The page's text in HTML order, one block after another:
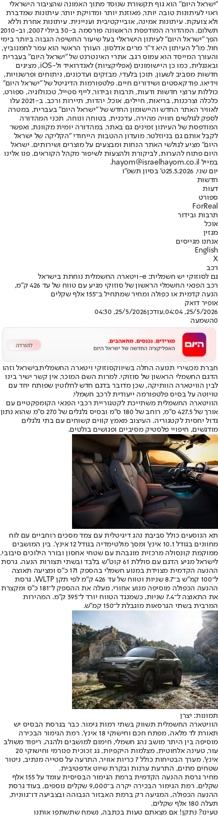
"ישראל היום" הוא גוף תקשורת שנוסד מתוך האמונה שהציבור הישראלי
ראוי לעיתונות טובה יותר, מאוזנת יותר ומדויקת יותר. עיתונות שמדברת
ולא צועקת. עיתונות אמינה, אובייקטיבית ועניינית. עיתונות אחרת וללא
תשלום. המהדורה המודפסת הראשונה פורסמה ב-30 ביולי 2007, וב-2010
הפך "ישראל היום" לעיתון הישראלי בעל שיעור החשיפה הגבוה ביותר בימי
חול. מו"ל העיתון היא ד"ר מרים אדלסון. העורך הראשי הוא עמר לחמנוביץ,
והעורך המייסד הוא עמוס רגב. אתרי האינטרנט של "ישראל היום" בעברית
ובאנגלית, כמו כן היישומונים (אפליקציות) לאנדרואיד ול-iOS, מציגים
חדשות מסביב לשעון, תוכן בלעדי, מבזקים ועדכונים, ניתוחים ופרשנויות,
וידיאו, פודקאסטים ושידורים חיים. פלטפורמות הדיגיטל של "ישראל היום"
כוללות ערוצי חדשות ודעות, תרבות ובידור, לייף סטייל, טכנולוגיה, ספורט,
כלכלה וצרכנות, בריאות, חיילים, אוכל, יהדות, תיירות ורכב. ב-2021 עלו
לאוויר האתר החדש והיישומון החדש של "ישראל היום" בעברית, במטרה
לספק לגולשים חוויה מהירה, עדכנית, בטוחה ונוחה. תכני המהדורה
המודפסת של העיתון זמינים גם באתר, במהדורה יומית מקוונת, ואפשר
לקבל אותם גם בניוזלטר. מועדון ההטבות הייחודי "הקליקה של ישראל
היום" מציע לגולשי האתר הנחות ומבצעים על מוצרים ושירותים. ישראל
היום פתוח להערות, לביקורת ולהצעות לשיפור מקהל הקוראים. פנו אלינו
במייל hayom@israelhayom.co.il.
יום שני, 25.5.2026
ט' בסיון תשפ"ו
חדשות
דעות
ספורט
ForReal
תרבות ובידור
אוכל
מגזין
אנחנו מגייסים
English
X
רכב
גם לסוזוקי יש חשמלית: e-ויטארה החשמלית נוחתת בישראל
רכב הפנאי החשמלי הראשון של סוזוקי מגיע עם טווח של עד 426 ק"מ,
הנעה קדמית או כפולה ומחיר שמתחיל ב־155 אלף שקלים
אופיר דואק
25/5/2026, 04:04
,עודכן25/5/2026, 04:30
0השמעה
חברת מכשירי תנועה החלה בשיווקסוזוקי ויטארה החשמליתבישראל וזהו
הדגם החשמלי הראשון של סוזוקי. למרות השם המוכר, אין קשר ישיר בינו
לבין הוויטארה הוותיקה, שכן מדובר בדגם חדש לחלוטין שפותח יחד עם
טויוטה על בסיס פלטפורמה ייעודית לרכב חשמלי.
הוויטארה החשמלית משתייכת לקטגוריית רכבי הפנאי הקומפקטיים עם
אורך של 427.5 ס”מ, רוחב של 180 ס”מ ובסיס גלגלים של 270 ס”מ שהוא נתון
גדול יחסית לקטגוריה. העיצוב מאמץ קווים קשוחים עם בתי גלגלים
מודגשים, חיפויי פלסטיק מסיביים ופגושים בולטים.
תא הנוסעים כולל סביבת נהג דיגיטלית עם צמד מסכים רוחביים עם לוח
מחוונים בגודל 10.1 אינץ’ ומסך מולטימדיה בגודל 12 אינץ’. בין המושבים
ממוקמת קונסולה מרכזית מוגבהת עם שטחי אחסון ובורר הילוכים סיבובי.
לישראל מגיע הדגם עם סוללת 61 קוט”ש בלבד ובשתי תצורות הנעה. גרסת
ההנעה הקדמית מצוידת במנוע חשמלי בהספק 171 כ”ס ומציעה תאוצה
ל־100 קמ”ש ב־8.7 שניות וטווח של עד 426 ק”מ לפי תקן WLTP. גרסת
ההנעה הכפולה מוסיפה מנוע אחורי, מעלה את ההספק ל־181 כ”ס ומקצרת
את התאוצה ל־7.4 שניות, כשמנגד הטווח יורד ל־395 ק”מ. המהירות
המרבית בשתי הגרסאות מוגבלת ל־150 קמ”ש.
תמונות: יצרן
הוויטארה החשמלית תשווק בשתי רמות גימור. כבר בגרסת הבסיס יש
תאורת לד מלאה, מפתח חכם וחישוקי 18 אינץ’. רמת הגימור הבכירה
מוסיפה בין היתר מושב נהג חשמלי, חימום למושבים ולהגה, ריפוד משולב
עור, טעינה אלחוטית, מצלמות היקפיות, גג זכוכית פנורמי וחישוקי 20
אינץ’. מערך הבטיחות כולל 7 כריות אוויר, התרעה על סטייה מנתיב, ניטור
שטחים מתים, התרעת ערנות ובקרת שיוט אדפטיבית.
מחיר גרסת ההנעה הקדמית ברמת הגימור הבסיסית עומד על 155 אלף
שקלים. רמת הגימור הבכירה יקרה ב־9,000 שקלים נוספים, בעוד גרסת
ההנעה הכפולה, המגיעה רק ברמת האבזור הגבוהה ובצביעה דו־גוונית,
תעלה 180 אלף שקלים.
טעינו? נתקן! אם מצאתם טעות בכתבה, נשמח שתשתפו אותנו